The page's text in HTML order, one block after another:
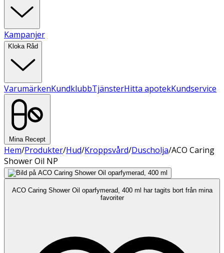
Kampanjer
Kloka Råd
VarumärkenKundklubbTjänsterHitta apotekKundservice
Mina Recept
Hem/Produkter/Hud/Kroppsvård/Duscholja/ACO Caring
Shower Oil NP
ACO Caring Shower Oil oparfymerad, 400 ml har tagits bort från mina
favoriter